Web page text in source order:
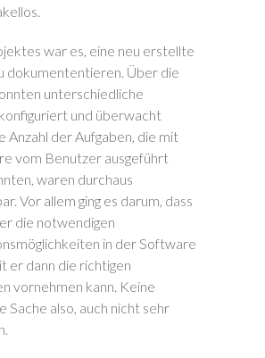
war es, eine neu erstellte
dokumententieren. Über die
unterschiedliche
und überwacht
Anzahl der Aufgaben, die mit
vom Benutzer ausgeführt
waren durchaus
Vor allem ging es darum, dass
die notwendigen
in der Software
er dann die richtigen
vornehmen kann. Keine
Sache also, auch nicht sehr